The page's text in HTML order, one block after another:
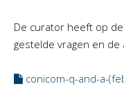
De curator heeft op
gestelde vragen en
conicom-q-and-a-